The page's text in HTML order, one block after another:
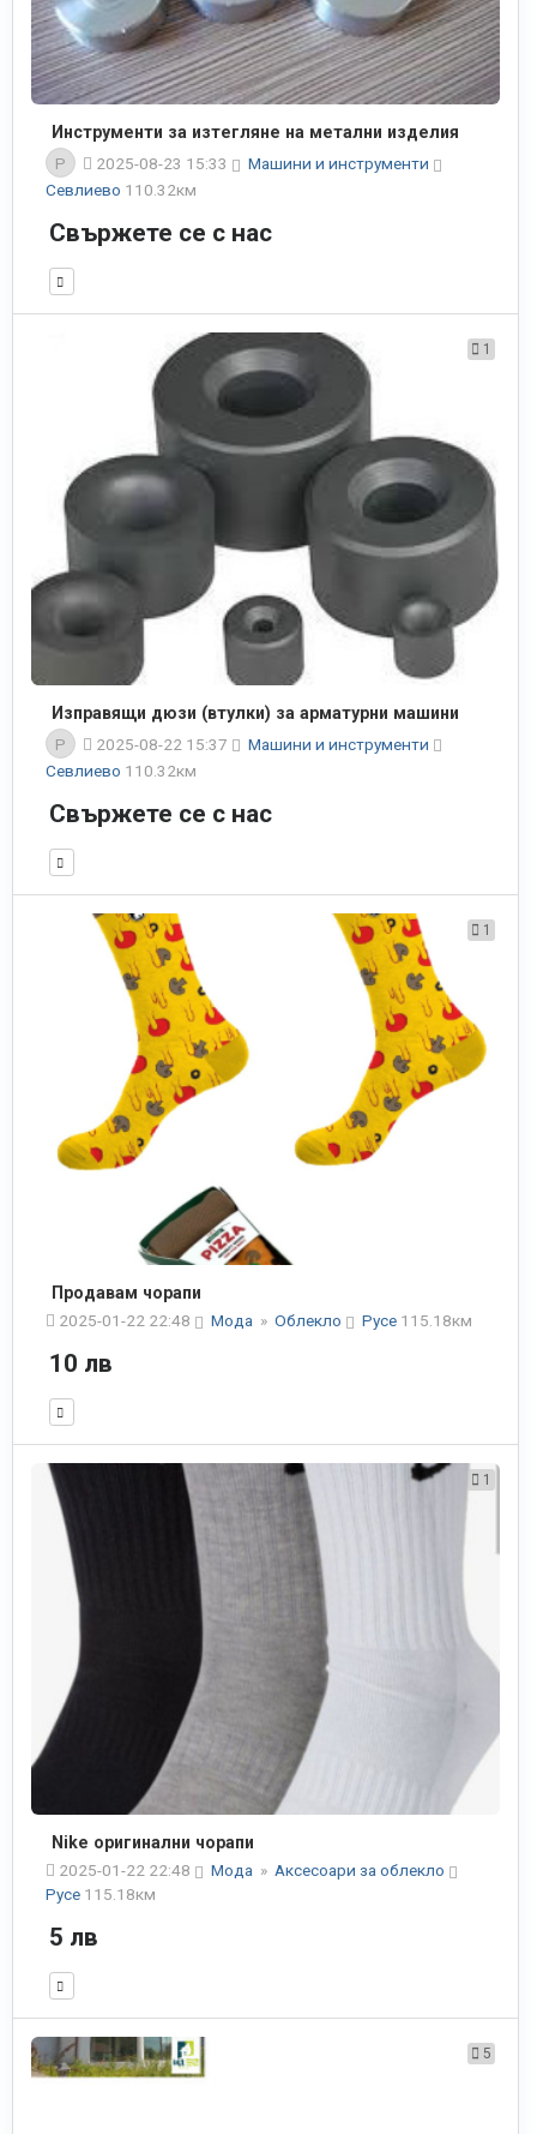
Инструменти за изтегляне на метални изделия
P
2025-08-23 15:33
Машини и инструменти
Севлиево 110.32км
Свържете се с нас
1
Изправящи дюзи (втулки) за арматурни машини
P
2025-08-22 15:37
Машини и инструменти
Севлиево 110.32км
Свържете се с нас
1
Продавам чорапи
2025-01-22 22:48
Мода » Облекло Русе 115.18км
10 лв
1
Nike оригинални чорапи
2025-01-22 22:48
Мода » Аксесоари за облекло
Русе 115.18км
5 лв
5